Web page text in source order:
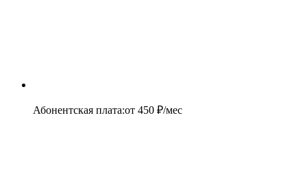
Абонентская плата:от 450 ₽/мес